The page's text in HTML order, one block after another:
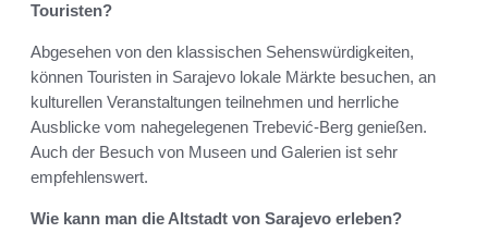
Touristen?
Abgesehen von den klassischen Sehenswürdigkeiten,
können Touristen in Sarajevo lokale Märkte besuchen, an
kulturellen Veranstaltungen teilnehmen und herrliche
Ausblicke vom nahegelegenen Trebević-Berg genießen.
Auch der Besuch von Museen und Galerien ist sehr
empfehlenswert.
Wie kann man die Altstadt von Sarajevo erleben?